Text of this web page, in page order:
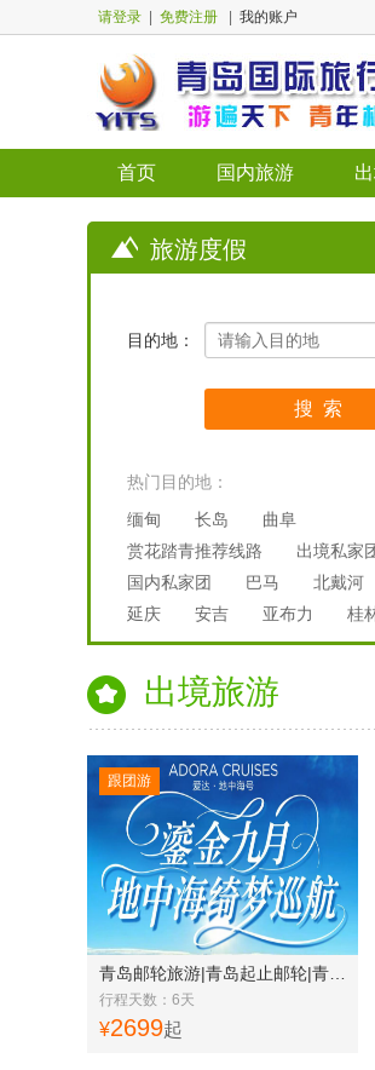
请登录 免费注册 我的账户
首页 国内旅游
旅游度假
目的地：
热门目的地：
缅甸
长岛
曲阜
赏花踏青推荐线路
出境私家
国内私家团
巴马
北戴河
延庆
安吉 亚布力 桂
出境旅游
行程天数：6天
¥2699起
跟团游